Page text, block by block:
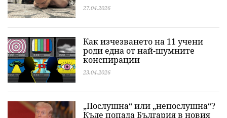
27.04.2026
Как изчезването на 11 учени
роди една от най-шумните
конспирации
23.04.2026
„Послушна“ или „непослушна“?
Къде попада България в новия